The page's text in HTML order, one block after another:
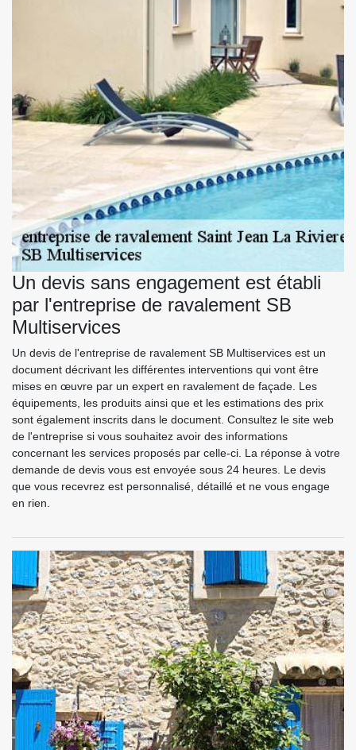
Un devis sans engagement est établi
par l'entreprise de ravalement SB
Multiservices
Un devis de l'entreprise de ravalement SB Multiservices est un
document décrivant les différentes interventions qui vont être
mises en œuvre par un expert en ravalement de façade. Les
équipements, les produits ainsi que et les estimations des prix
sont également inscrits dans le document. Consultez le site web
de l'entreprise si vous souhaitez avoir des informations
concernant les services proposés par celle-ci. La réponse à votre
demande de devis vous est envoyée sous 24 heures. Le devis
que vous recevrez est personnalisé, détaillé et ne vous engage
en rien.